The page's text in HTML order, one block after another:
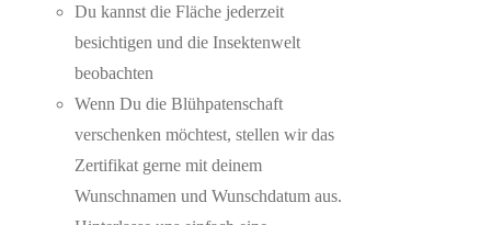
Du kannst die Fläche jederzeit
besichtigen und die Insektenwelt
beobachten
Wenn Du die Blühpatenschaft
verschenken möchtest, stellen wir das
Zertifikat gerne mit deinem
Wunschnamen und Wunschdatum aus.